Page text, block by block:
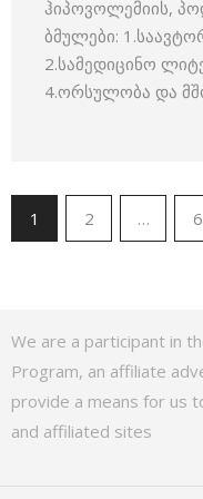
ჰიპოვოლემიის,
ბმულები:
2.სამედიცინო
4.ორსულობა და
1 2 … 6
We are a participant in
Program, an affiliate
provide a means for us
and affiliated sites